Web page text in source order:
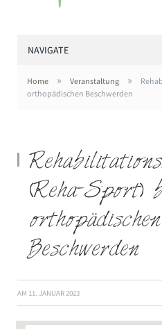
NAVIGATE
Home » Veranstaltung »
orthopädischen Beschwerden
(Reha-Sport)
orthopädischen
Beschwerden
AM 11. JANUAR 2023